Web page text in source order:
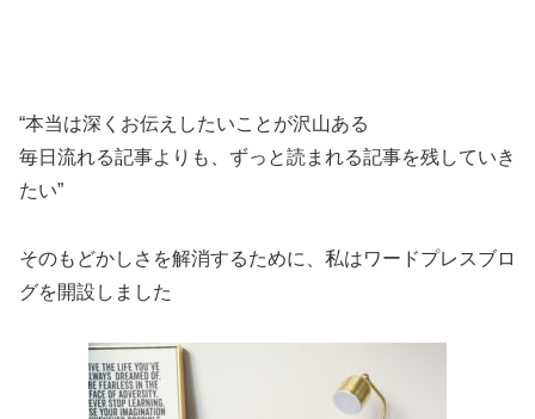
“本当は深くお伝えしたいことが沢山ある
毎日流れる記事よりも、ずっと読まれる記事を残していき
たい”
そのもどかしさを解消するために、私はワードプレスブロ
グを開設しました